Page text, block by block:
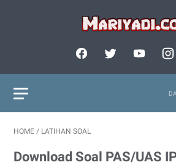
HOME / LATIHAN SOAL
Download Soal PAS/UAS